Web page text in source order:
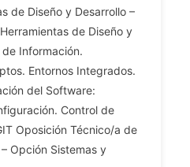
Diseño
de Diseño y Desarrollo –
de Diseño y
Información.
Entornos Integrados.
del Software:
Control de
Oposición Técnico/a de
Opción Sistemas y